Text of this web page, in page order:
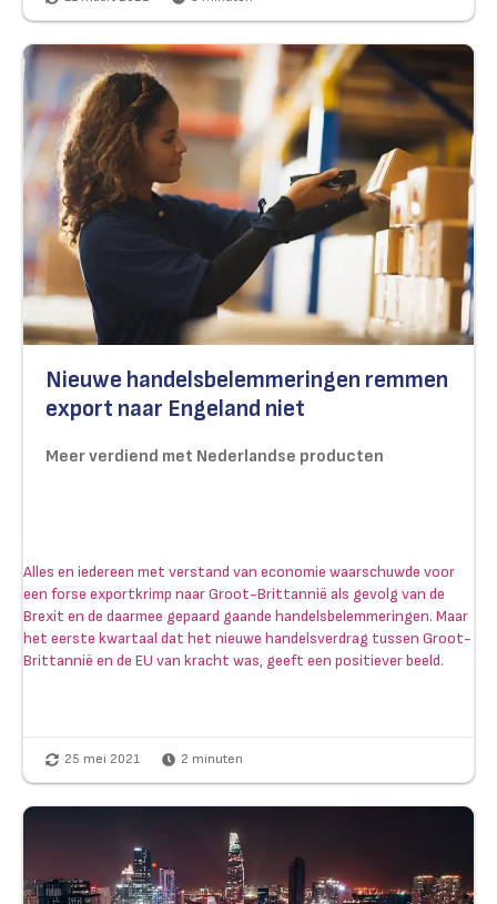
Nieuwe handelsbelemmeringen remmen
export naar Engeland niet
Meer verdiend met Nederlandse producten
Alles en iedereen met verstand van economie waarschuwde voor
een forse exportkrimp naar Groot-Brittannië als gevolg van de
Brexit en de daarmee gepaard gaande handelsbelemmeringen. Maar
het eerste kwartaal dat het nieuwe handelsverdrag tussen Groot-
Brittannië en de EU van kracht was, geeft een positiever beeld.
25 mei 2021 2 minuten